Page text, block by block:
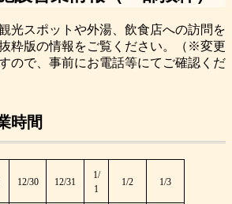
光スポットや外湯、飲食店への訪問を
粋版の情報をご覧ください。（※変更
ので、事前にお電話等にてご確認くだ
時間
12/30 12/31
1/
1
1/2 1/3